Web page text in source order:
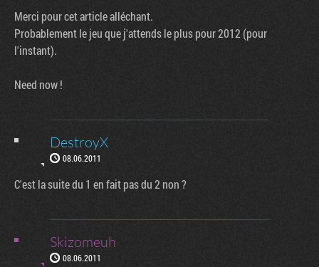
Merci pour cet article alléchant.
Probablement le jeu que j'attends le plus pour 2012 (pour
l'instant).
Need now !
DestroyX
08.06.2011
C'est la suite du 1 en fait pas du 2 non ?
Skizomeuh
08.06.2011